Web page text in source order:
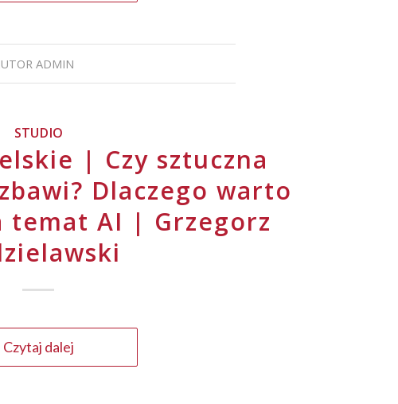
ADMIN
STUDIO
| Czy sztuczna
Dlaczego warto
temat AI | Grzegorz
Czytaj dalej